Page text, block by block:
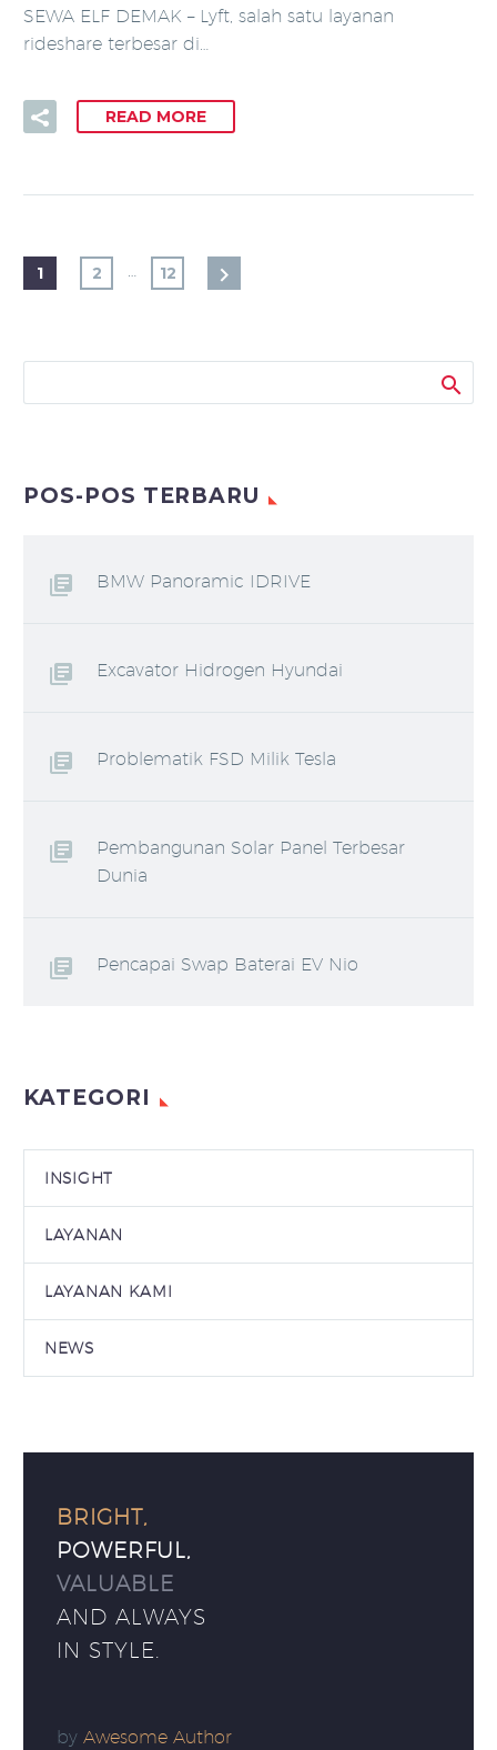
SEWA ELF DEMAK – Lyft, salah satu layanan
rideshare terbesar di…
READ MORE
1 2 … 12
POS-POS TERBARU
BMW Panoramic IDRIVE
Excavator Hidrogen Hyundai
Problematik FSD Milik Tesla
Pembangunan Solar Panel Terbesar
Dunia
Pencapai Swap Baterai EV Nio
KATEGORI
INSIGHT
LAYANAN
LAYANAN KAMI
NEWS
BRIGHT,
POWERFUL,
VALUABLE
AND ALWAYS
IN STYLE.
by Awesome Author